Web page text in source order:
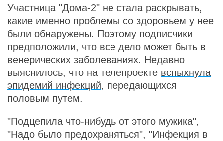
Участница "Дома-2" не стала раскрывать,
какие именно проблемы со здоровьем у нее
были обнаружены. Поэтому подписчики
предположили, что все дело может быть в
венерических заболеваниях. Недавно
выяснилось, что на телепроекте вспыхнула
эпидемий инфекций, передающихся
половым путем.
"Подцепила что-нибудь от этого мужика",
"Надо было предохраняться", "Инфекция в